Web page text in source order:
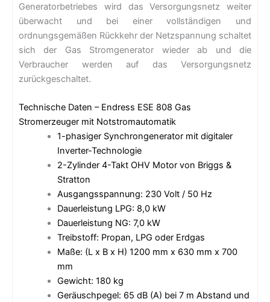
Generatorbetriebes wird das Versorgungsnetz weiter
überwacht und bei einer vollständigen und
ordnungsgemäßen Rückkehr der Netzspannung schaltet
sich der Gas Stromgenerator wieder ab und die
Verbraucher werden auf das Versorgungsnetz
zurückgeschaltet.
Technische Daten – Endress ESE 808 Gas
Stromerzeuger mit Notstromautomatik
1-phasiger Synchrongenerator mit digitaler
Inverter-Technologie
2-Zylinder 4-Takt OHV Motor von Briggs &
Stratton
Ausgangsspannung: 230 Volt / 50 Hz
Dauerleistung LPG: 8,0 kW
Dauerleistung NG: 7,0 kW
Treibstoff: Propan, LPG oder Erdgas
Maße: (L x B x H) 1200 mm x 630 mm x 700
mm
Gewicht: 180 kg
Geräuschpegel: 65 dB (A) bei 7 m Abstand und